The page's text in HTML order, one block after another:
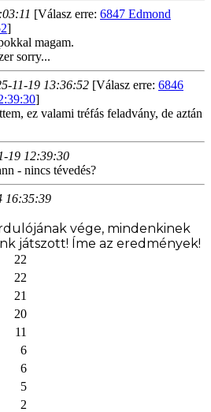
[Válasz erre: 6847 Edmond
]
magam.
sorry...
11-19 13:36:52 [Válasz erre: 6846
]
ez valami tréfás feladvány, de aztán
19 12:39:30
- nincs tévedés?
16:35:39
vége, mindenkinek
játszott! Íme az eredmények!
22
22
21
20
11
6
6
5
2